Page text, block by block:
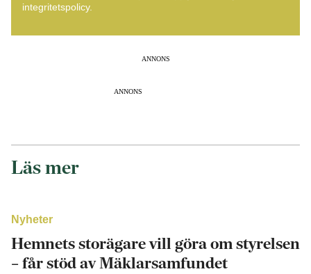
integritetspolicy.
ANNONS
ANNONS
Läs mer
Nyheter
Hemnets storägare vill göra om styrelsen
– får stöd av Mäklarsamfundet